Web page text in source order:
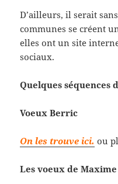
D’ailleurs, il serait
communes se créent
elles ont un site
sociaux.
Quelques
Voeux Berric
On les trouve ici. ou
Les voeux de